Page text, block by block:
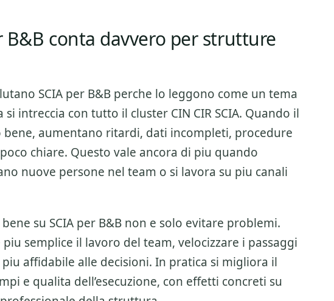
B&B conta davvero per strutture
SCIA per B&B perche lo leggono come un tema
si intreccia con tutto il cluster CIN CIR SCIA. Quando il
bene, aumentano ritardi, dati incompleti, procedure
chiare. Questo vale ancora di piu quando
nuove persone nel team o si lavora su piu canali
su SCIA per B&B non e solo evitare problemi.
semplice il lavoro del team, velocizzare i passaggi
affidabile alle decisioni. In pratica si migliora il
e qualita dell’esecuzione, con effetti concreti su